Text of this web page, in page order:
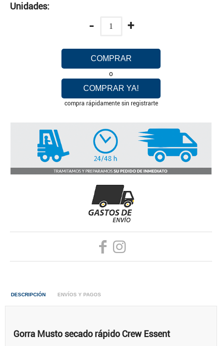
Unidades:
- +
COMPRAR
o
COMPRAR YA!
compra rápidamente sin registrarte
DESCRIPCIÓN ENVÍOS Y PAGOS
Gorra Musto secado rápido Crew Essent